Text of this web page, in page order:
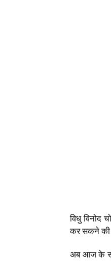
विधु विनोद
कर सकने की
अब आज के